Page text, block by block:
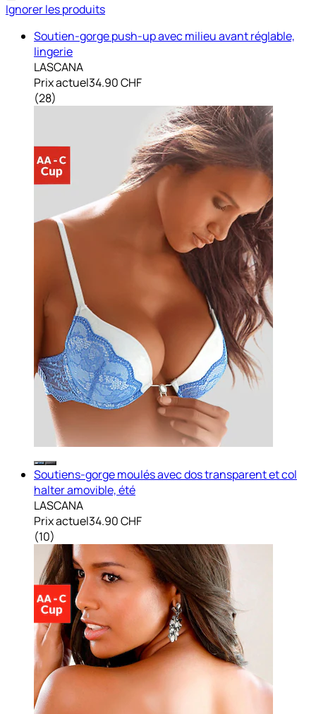
Ignorer les produits
Soutien-gorge push-up avec milieu avant réglable,
lingerie
LASCANA
Prix actuel34.90 CHF
(28)
Soutiens-gorge moulés avec dos transparent et col
halter amovible, été
LASCANA
Prix actuel34.90 CHF
(10)